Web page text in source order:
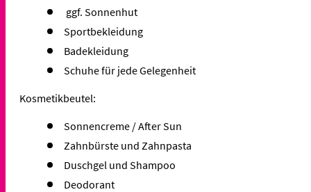
ggf. Sonnenhut
Sportbekleidung
Badekleidung
Schuhe für jede Gelegenheit
Kosmetikbeutel:
Sonnencreme / After Sun
Zahnbürste und Zahnpasta
Duschgel und Shampoo
Deodorant